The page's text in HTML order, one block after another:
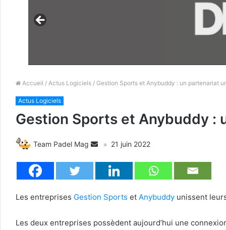
Accueil / Actus Logiciels / Gestion Sports et Anybuddy : un partenariat
Actus Logiciels
Gestion Sports et Anybuddy :
Team Padel Mag 21 juin 2022
Les entreprises Gestion Sports et Anybuddy unissent
Les deux entreprises possèdent aujourd’hui une